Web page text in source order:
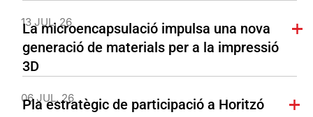
13 JUL. 26
La microencapsulació impulsa una nova
generació de materials per a la impressió
3D
06 JUL. 26
Pla estratègic de participació a Horitzó